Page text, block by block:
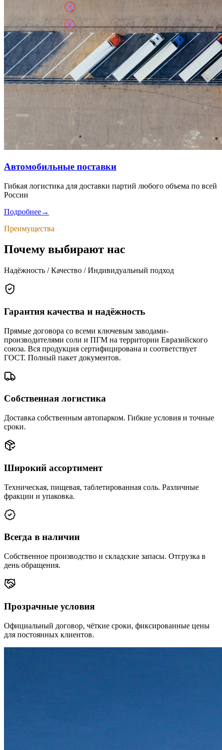
Автомобильные поставки
Гибкая логистика для доставки партий любого объема по всей
России
Подробнее→
Преимущества
Почему выбирают нас
Надёжность / Качество / Индивидуальный подход
Гарантия качества и надёжность
Прямые договора со всеми ключевым заводами-
производителями соли и ПГМ на территории Евразийского
союза. Вся продукция сертифицирована и соответствует
ГОСТ. Полный пакет документов.
Собственная логистика
Доставка собственным автопарком. Гибкие условия и точные
сроки.
Широкий ассортимент
Техническая, пищевая, таблетированная соль. Различные
фракции и упаковка.
Всегда в наличии
Собственное производство и складские запасы. Отгрузка в
день обращения.
Прозрачные условия
Официальный договор, чёткие сроки, фиксированные цены
для постоянных клиентов.